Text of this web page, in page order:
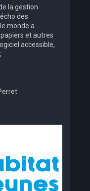
la gestion
des
monde a
et autres
accessible,